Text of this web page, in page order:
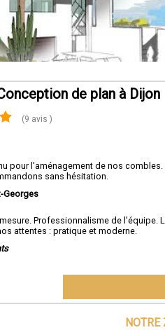
de plan à Dijon
(9 avis )
pour l'aménagement de nos
sans hésitation.
Georges
Professionnalisme de l'équipe.
attentes : pratique et moderne.